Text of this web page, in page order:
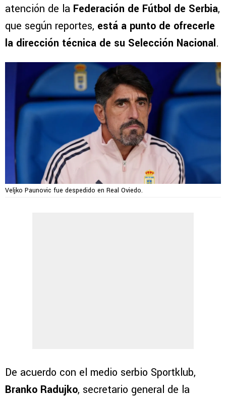
atención de la Federación de Fútbol de Serbia,
que según reportes, está a punto de ofrecerle
la dirección técnica de su Selección Nacional.
Veljko Paunovic fue despedido en Real Oviedo.
De acuerdo con el medio serbio Sportklub,
Branko Radujko, secretario general de la